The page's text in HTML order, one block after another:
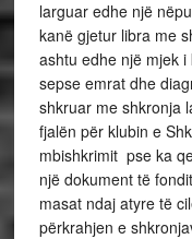
larguar edhe një
kanë gjetur libra me
ashtu edhe një mjek
sepse emrat dhe
shkruar me shkronja
fjalën për klubin e
mbishkrimit pse ka
një dokument të
masat ndaj atyre të
përkrahjen e